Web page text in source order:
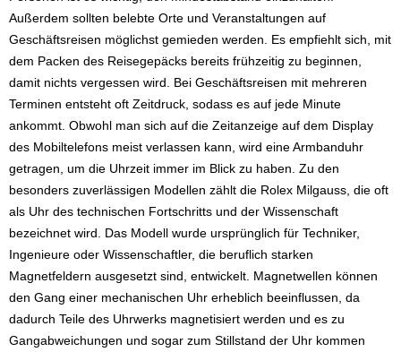
Außerdem sollten belebte Orte und Veranstaltungen auf
Geschäftsreisen möglichst gemieden werden. Es empfiehlt sich, mit
dem Packen des Reisegepäcks bereits frühzeitig zu beginnen,
damit nichts vergessen wird. Bei Geschäftsreisen mit mehreren
Terminen entsteht oft Zeitdruck, sodass es auf jede Minute
ankommt. Obwohl man sich auf die Zeitanzeige auf dem Display
des Mobiltelefons meist verlassen kann, wird eine Armbanduhr
getragen, um die Uhrzeit immer im Blick zu haben. Zu den
besonders zuverlässigen Modellen zählt die Rolex Milgauss, die oft
als Uhr des technischen Fortschritts und der Wissenschaft
bezeichnet wird. Das Modell wurde ursprünglich für Techniker,
Ingenieure oder Wissenschaftler, die beruflich starken
Magnetfeldern ausgesetzt sind, entwickelt. Magnetwellen können
den Gang einer mechanischen Uhr erheblich beeinflussen, da
dadurch Teile des Uhrwerks magnetisiert werden und es zu
Gangabweichungen und sogar zum Stillstand der Uhr kommen